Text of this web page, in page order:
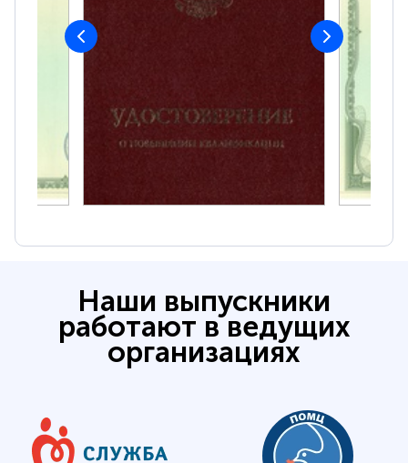
Наши выпускники
работают в ведущих
организациях